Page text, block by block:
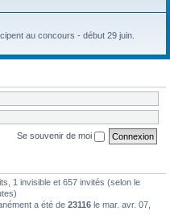
au concours - début 29 juin.
Se souvenir de moi
1 invisible et 657 invités (selon le
a été de 23116 le mar. avr. 07,